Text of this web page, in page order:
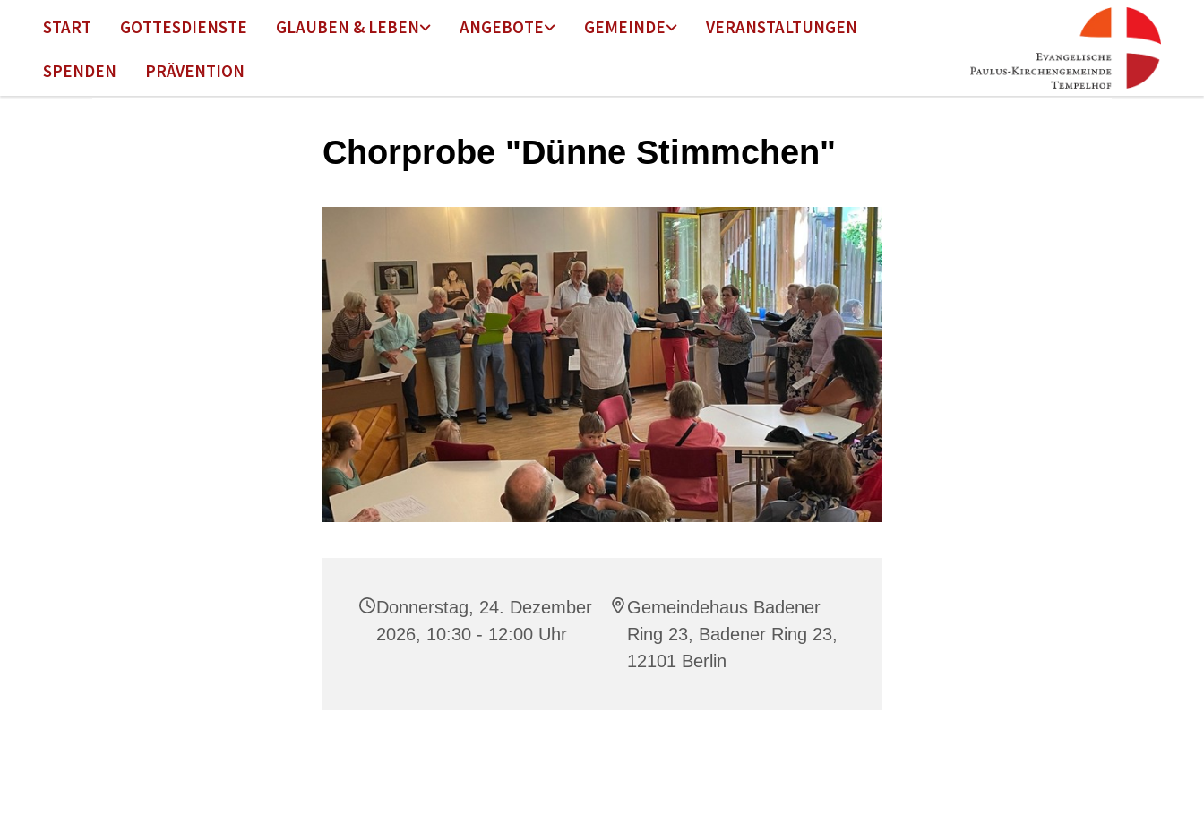
START GOTTESDIENSTE GLAUBEN & LEBEN ANGEBOTE GEMEINDE VERANSTALTUNGEN
SPENDEN PRÄVENTION
Chorprobe "Dünne Stimmchen"
Donnerstag, 24. Dezember
2026, 10:30 - 12:00 Uhr
Gemeindehaus Badener
Ring 23, Badener Ring 23,
12101 Berlin